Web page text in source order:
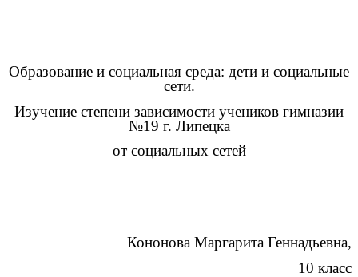
Образование и социальная среда: дети и социальные
сети.
Изучение степени зависимости учеников гимназии
№19 г. Липецка
от социальных сетей
Кононова Маргарита Геннадьевна,
10 класс